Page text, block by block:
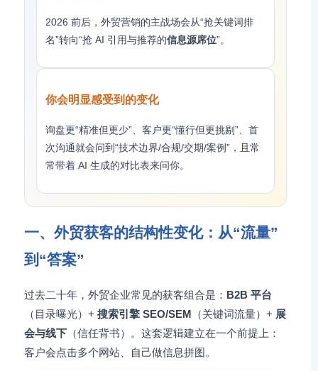
2026 前后，外贸营销的主战场会从“抢关键词排
名”转向“抢 AI 引用与推荐的信息源席位”。
你会明显感受到的变化
询盘更“精准但更少”、客户更“懂行但更挑剔”、首
次沟通就会问到“技术边界/合规/交期/案例”，且常
常带着 AI 生成的对比表来问你。
一、外贸获客的结构性变化：从“流量”
到“答案”
过去二十年，外贸企业常见的获客组合是： B2B 平台
（目录曝光）+ 搜索引擎 SEO/SEM （关键词流量）+ 展
会与线下 （信任背书）。这套逻辑建立在一个前提上：
客户会点击多个网站、自己做信息拼图。